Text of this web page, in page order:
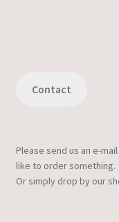
Contact
Please send us an e-
like to order something.
Or simply drop by our